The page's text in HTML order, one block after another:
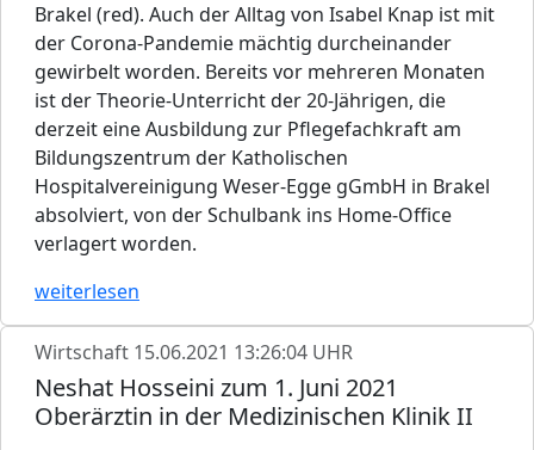
Brakel (red). Auch der Alltag von Isabel Knap ist mit
der Corona-Pandemie mächtig durcheinander
gewirbelt worden. Bereits vor mehreren Monaten
ist der Theorie-Unterricht der 20-Jährigen, die
derzeit eine Ausbildung zur Pflegefachkraft am
Bildungszentrum der Katholischen
Hospitalvereinigung Weser-Egge gGmbH in Brakel
absolviert, von der Schulbank ins Home-Office
verlagert worden.
weiterlesen
Wirtschaft 15.06.2021 13:26:04 UHR
Neshat Hosseini zum 1. Juni 2021
Oberärztin in der Medizinischen Klinik II